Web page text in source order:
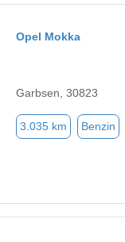
Opel Mokka
Garbsen, 30823
3.035 km Benzin